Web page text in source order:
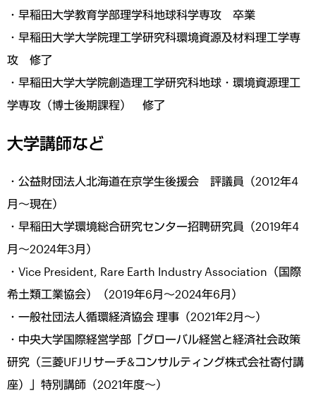
・早稲田大学教育学部理学科地球科学専攻 卒業
・早稲田大学大学院理工学研究科環境資源及材料理工学専
攻 修了
・早稲田大学大学院創造理工学研究科地球・環境資源理工
学専攻（博士後期課程） 修了
大学講師など
・公益財団法人北海道在京学生後援会 評議員（2012年4
月～現在）
・早稲田大学環境総合研究センター招聘研究員（2019年4
月～2024年3月）
・Vice President, Rare Earth Industry Association（国際
希土類工業協会）（2019年6月～2024年6月）
・一般社団法人循環経済協会 理事（2021年2月～）
・中央大学国際経営学部「グローバル経営と経済社会政策
研究（三菱UFJリサーチ&コンサルティング株式会社寄付講
座）」特別講師（2021年度～）